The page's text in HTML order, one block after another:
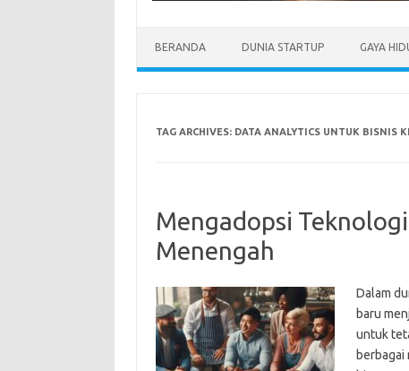
BERANDA DUNIA STARTUP GAYA
TAG ARCHIVES: DATA ANALYTICS UNTUK BISNIS
Mengadopsi
Menengah
Dalam
baru
untuk
berbagai